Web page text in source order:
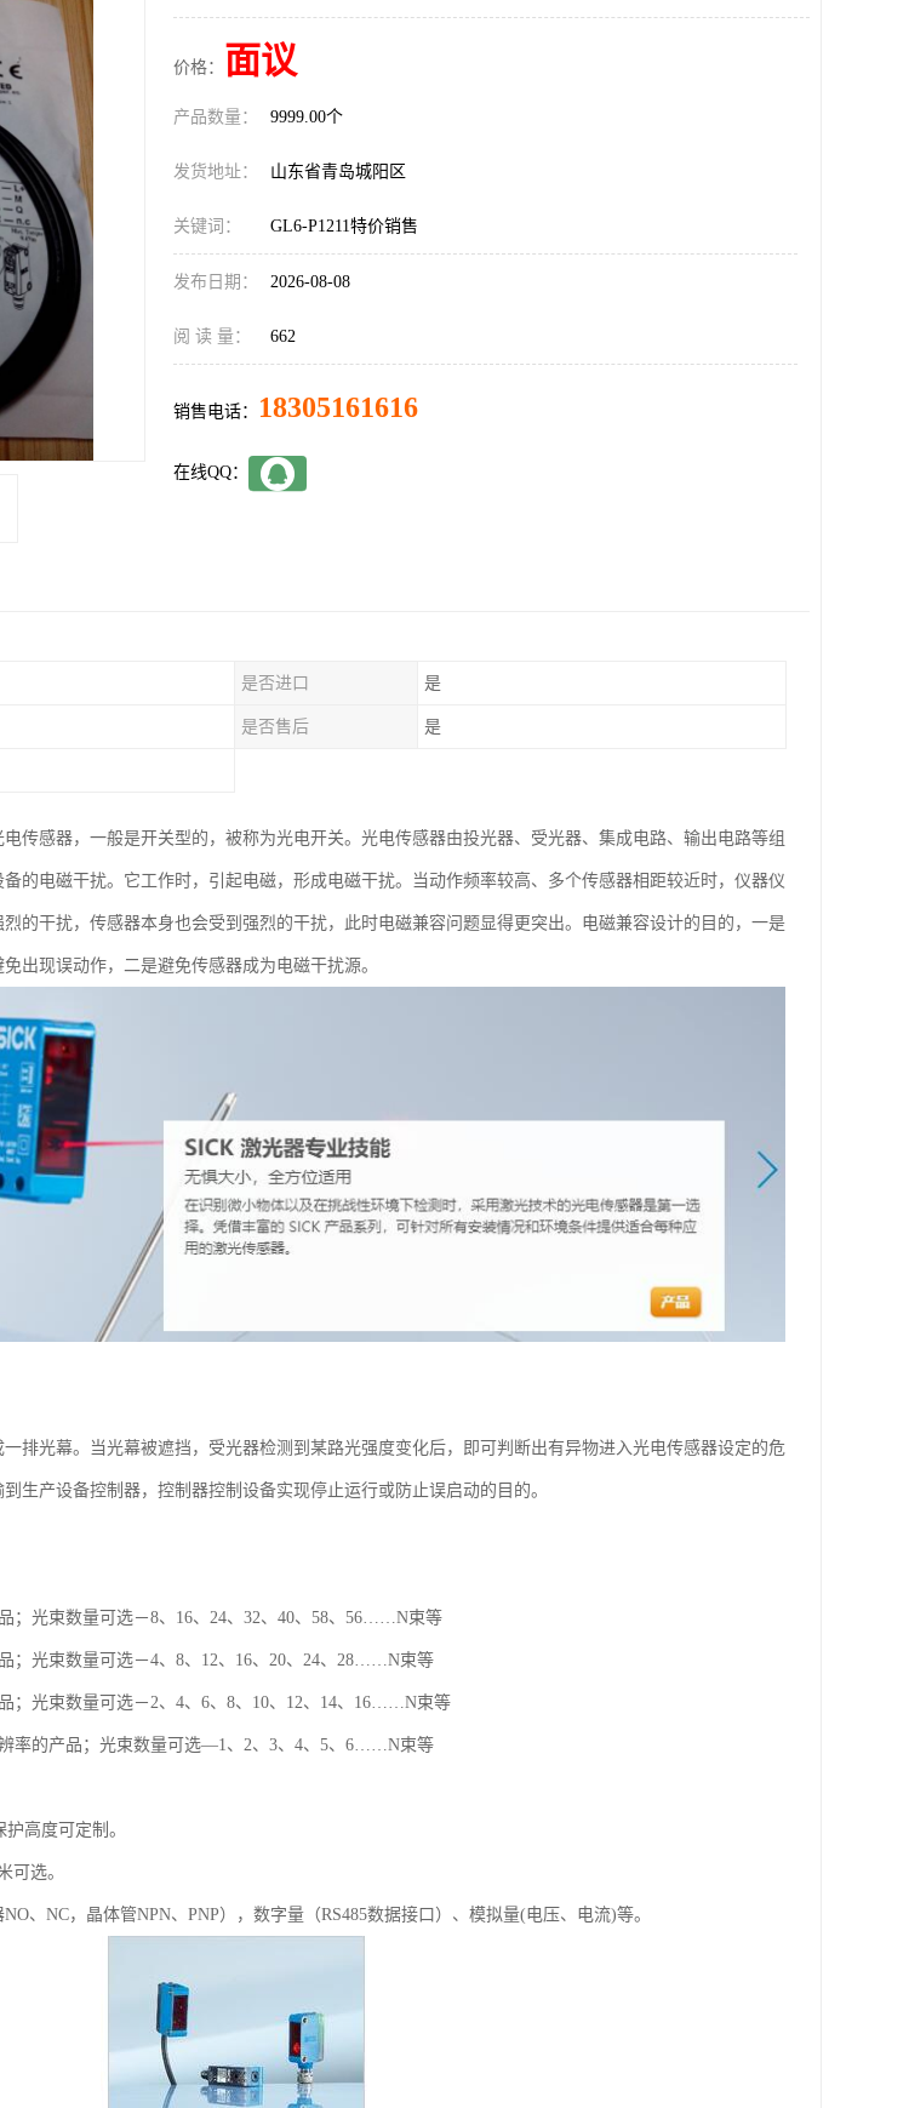
价格： 面议
产品数量： 9999.00个
发货地址： 山东省青岛城阳区
关键词： GL6-P1211特价销售
发布日期： 2026-08-08
阅 读 量： 662
销售电话： 18305161616
在线QQ：
是否进口 是
是否售后 是
传感器，一般是开关型的，被称为光电开关。光电传感器由投光器、受光器、集成电路、输出电路等组
的电磁干扰。它工作时，引起电磁，形成电磁干扰。当动作频率较高、多个传感器相距较近时，仪器仪
的干扰，传感器本身也会受到强烈的干扰，此时电磁兼容问题显得更突出。电磁兼容设计的目的，一是
出现误动作，二是避免传感器成为电磁干扰源。
排光幕。当光幕被遮挡，受光器检测到某路光强度变化后，即可判断出有异物进入光电传感器设定的危
生产设备控制器，控制器控制设备实现停止运行或防止误启动的目的。
；光束数量可选－8、16、24、32、40、58、56……N束等
；光束数量可选－4、8、12、16、20、24、28……N束等
；光束数量可选－2、4、6、8、10、12、14、16……N束等
率的产品；光束数量可选—1、2、3、4、5、6……N束等
高度可定制。
可选。
、NC，晶体管NPN、PNP），数字量（RS485数据接口）、模拟量(电压、电流)等。